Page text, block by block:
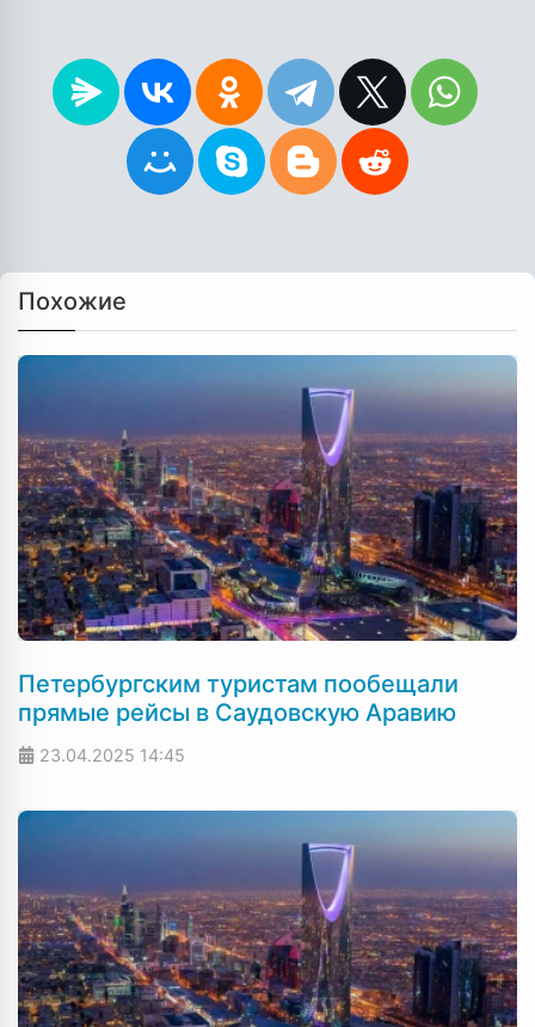
Похожие
Петербургским туристам пообещали
прямые рейсы в Саудовскую Аравию
23.04.2025 14:45